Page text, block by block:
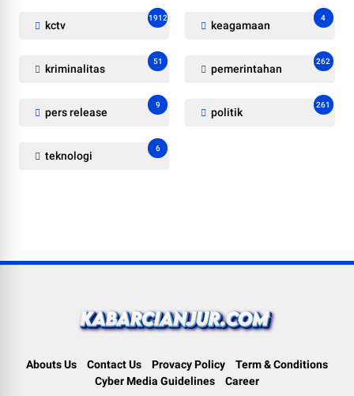
kctv
1912
keagamaan
4
kriminalitas
51
pemerintahan
262
pers release
9
politik
261
teknologi
6
Abouts Us Contact Us Provacy Policy
Term & Conditions
Cyber Media Guidelines
Career